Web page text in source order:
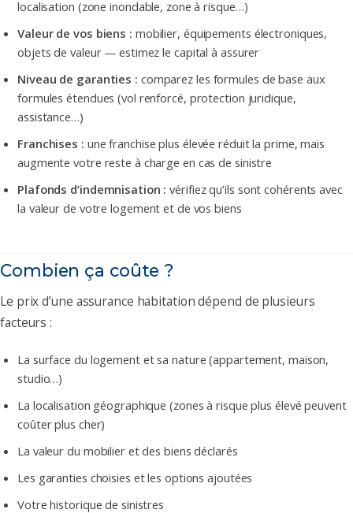
localisation (zone inondable, zone à risque…)
Valeur de vos biens : mobilier, équipements électroniques,
objets de valeur — estimez le capital à assurer
Niveau de garanties : comparez les formules de base aux
formules étendues (vol renforcé, protection juridique,
assistance…)
Franchises : une franchise plus élevée réduit la prime, mais
augmente votre reste à charge en cas de sinistre
Plafonds d’indemnisation : vérifiez qu’ils sont cohérents avec
la valeur de votre logement et de vos biens
Combien ça coûte ?
Le prix d’une assurance habitation dépend de plusieurs
facteurs :
La surface du logement et sa nature (appartement, maison,
studio…)
La localisation géographique (zones à risque plus élevé peuvent
coûter plus cher)
La valeur du mobilier et des biens déclarés
Les garanties choisies et les options ajoutées
Votre historique de sinistres